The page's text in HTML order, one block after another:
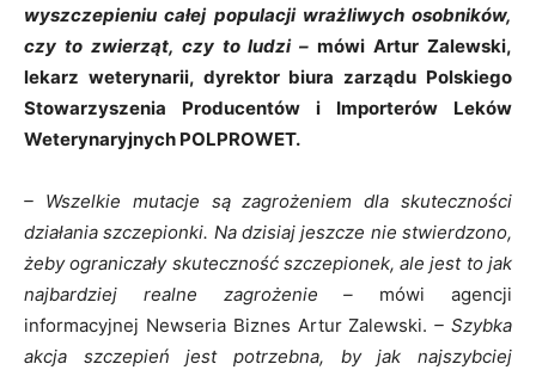
wyszczepieniu całej populacji wrażliwych osobników,
czy to zwierząt, czy to ludzi – mówi Artur Zalewski,
lekarz weterynarii, dyrektor biura zarządu Polskiego
Stowarzyszenia Producentów i Importerów Leków
Weterynaryjnych POLPROWET.
– Wszelkie mutacje są zagrożeniem dla skuteczności
działania szczepionki. Na dzisiaj jeszcze nie stwierdzono,
żeby ograniczały skuteczność szczepionek, ale jest to jak
najbardziej realne zagrożenie – mówi agencji
informacyjnej Newseria Biznes Artur Zalewski.– Szybka
akcja szczepień jest potrzebna, by jak najszybciej